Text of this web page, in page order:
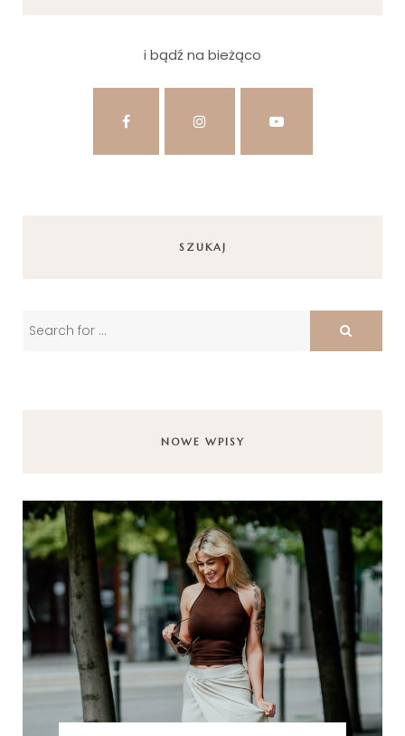
i bądź na bieżąco
SZUKAJ
NOWE WPISY